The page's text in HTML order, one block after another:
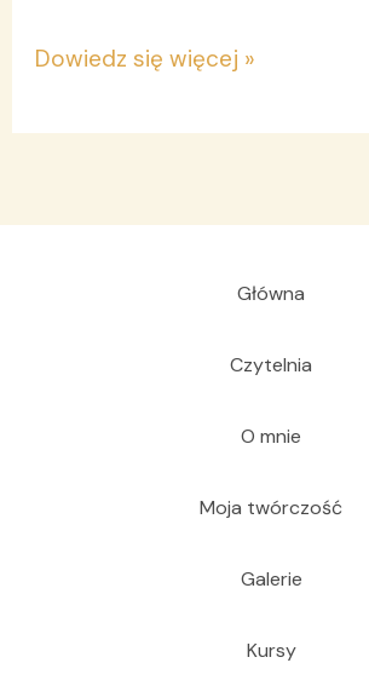
Dowiedz się więcej »
Główna
Czytelnia
O mnie
Moja twórczość
Galerie
Kursy